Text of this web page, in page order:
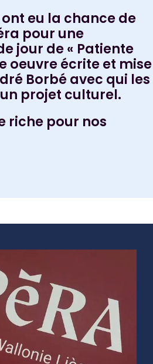
ont eu la chance de
pour une
jour de « Patiente
oeuvre écrite et mise
Borbé avec qui les
projet culturel.
riche pour nos